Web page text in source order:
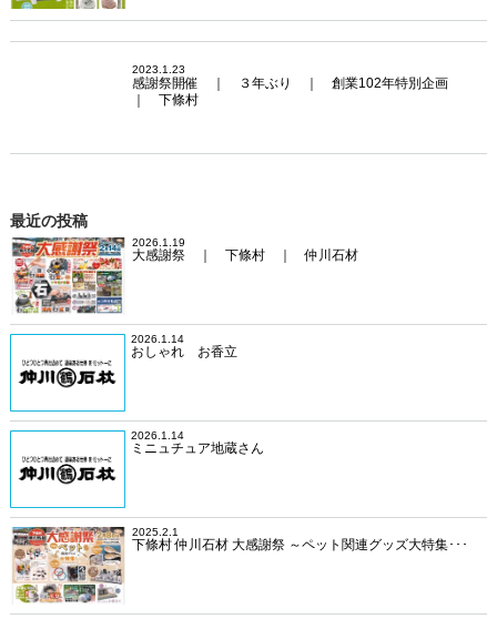
2023.1.23
感謝祭開催 ｜ ３年ぶり ｜ 創業102年特別企画
｜ 下條村
最近の投稿
2026.1.19
大感謝祭 ｜ 下條村 ｜ 仲川石材
2026.1.14
おしゃれ お香立
2026.1.14
ミニュチュア地蔵さん
2025.2.1
下條村 仲川石材 大感謝祭 ～ペット関連グッズ大特集･･･